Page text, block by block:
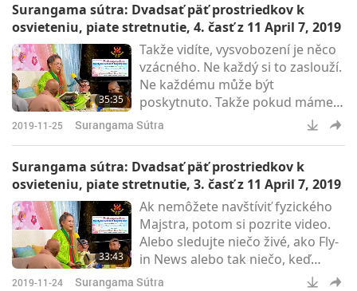
neboli nad Tieňovým vesmírom,
preto teda oslobodenie nad
Tromi svetmi je už dosť dobré.
Surangama sútra: Dvadsať päť prostriedkov k
osvieteniu, piate stretnutie, 4. časť z 11 April 7, 2019
35:35
Takže vidíte, vysvobození je něco
vzácného. Ne každý si to zaslouží.
Ne každému může být
poskytnuto. Takže pokud máme
štěstí, potkali jsme Mistra, který
všech bytostí! Nejen na planetě,
dokonce i na nebesích.
2019-11-25 Surangama Sútra
Surangama sútra: Dvadsať päť prostriedkov k
osvieteniu, piate stretnutie, 3. časť z 11 April 7, 2019
33:43
Ak nemôžete navštíviť fyzického
Majstra, potom si pozrite video.
Alebo sledujte niečo živé, ako Fly-
in News alebo tak niečo, keď
Majsterka nedávno hovorila, pred
2019-11-24 Surangama Sútra